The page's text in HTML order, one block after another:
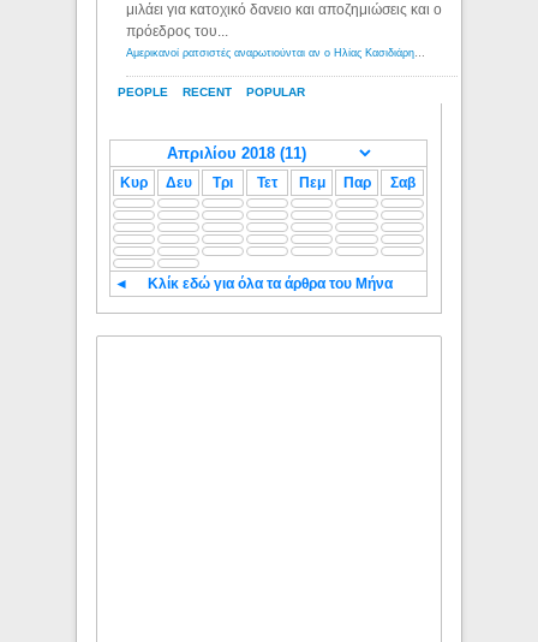
PEOPLE RECENT POPULAR
μιλάει για κατοχικό δανειο και αποζημιώσεις και ο
πρόεδρος του...
Αμερικανοί ρατσιστές αναρωτιούνται αν ο Ηλίας Κασιδιάρης ανήκει στη λευκή φυλή... - Λόγιος Ερμής
Κυρ Δευ Τρι Τετ Πεμ Παρ Σαβ
◄ Κλίκ εδώ για όλα τα άρθρα του Μήνα